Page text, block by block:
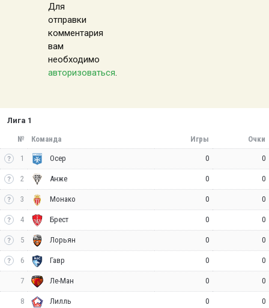
Для
отправки
комментария
вам
необходимо
авторизоваться.
Лига 1
№ Команда Игры Очки
1 Осер 0 0
2 Анже 0 0
3 Монако 0 0
4 Брест 0 0
5 Лорьян 0 0
6 Гавр 0 0
7 Ле-Ман 0 0
8 Лилль 0 0